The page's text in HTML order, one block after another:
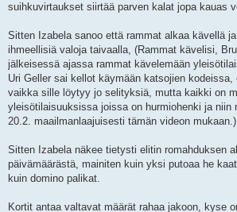
suihkuvirtaukset siirtää parven kalat jopa kauas
Sitten Izabela sanoo että rammat alkaa kävellä
ihmeellisiä valoja taivaalla, (Rammat kävelisi,
jälkeisessä ajassa rammat kävelemään
Uri Geller sai kellot käymään katsojien
vaikka sille löytyy jo selityksiä, mutta kaikki on
yleisötilaisuuksissa joissa on hurmiohenki ja niin
20.2. maailmanlaajuisesti tämän videon mukaan.)
Sitten Izabela näkee tietysti elitin romahduksen
päivämäärästä, mainiten kuin yksi putoaa he
kuin domino palikat.
Kortit antaa valtavat määrät rahaa jakoon, kyse